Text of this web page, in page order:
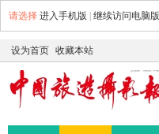
请选择 进入手机版 继续访问电脑版
设为首页 收藏本站